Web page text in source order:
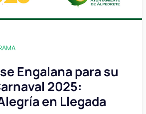
Engalana para su
2025:
en Llegada